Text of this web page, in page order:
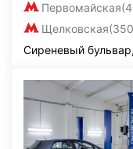
Первомайская
Щелковская
Сиреневый